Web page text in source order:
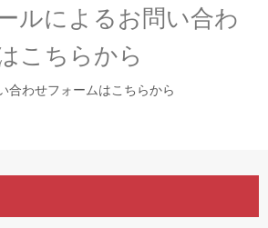
ルによるお問い合わ
こちらから
合わせフォームはこちらから